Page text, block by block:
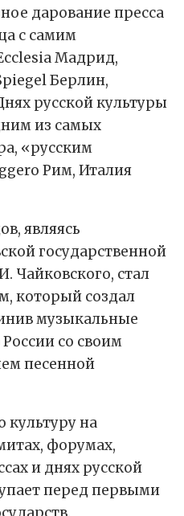
дарование пресса
с самим
Мадрид,
Берлин,
русской культуры
из самых
«русским
Рим, Италия
являясь
государственной
Чайковского, стал
который создал
музыкальные
со своим
песенной
культуру на
форумах,
и днях русской
перед первыми